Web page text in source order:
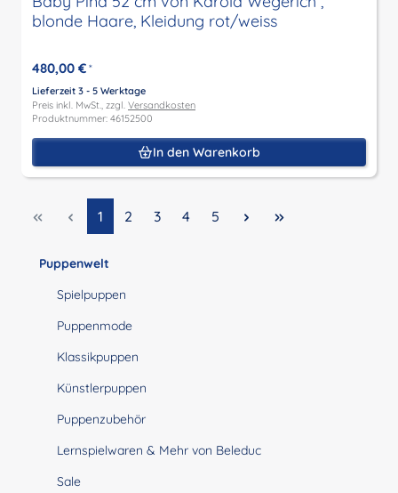
Puppenwelt
Spielpuppen
Puppenmode
Klassikpuppen
Künstlerpuppen
Puppenzubehör
Lernspielwaren & Mehr von Beleduc
Sale
blonde Haare, Kleidung rot/weiss
480,00 € *
Lieferzeit 3 - 5 Werktage
Preis inkl. MwSt., zzgl. Versandkosten
Produktnummer: 46152500
In den Warenkorb
Seite
1 Seite
2 Seite
3 Seite
4 Seite
5